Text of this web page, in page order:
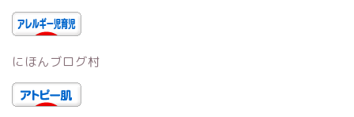
にほんブログ村